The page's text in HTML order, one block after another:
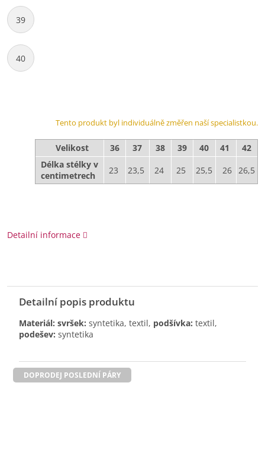
39
40
Tento produkt byl individuálně změřen naší specialistkou.
Velikost 36 37 38 39 40 41
42
Délka stélky v
centimetrech
23 23,5 24 25 25,5 26 26,5
Detailní informace
Detailní popis produktu
Materiál: svršek: syntetika, textil, podšívka: textil,
podešev: syntetika
DOPRODEJ POSLEDNÍ PÁRY